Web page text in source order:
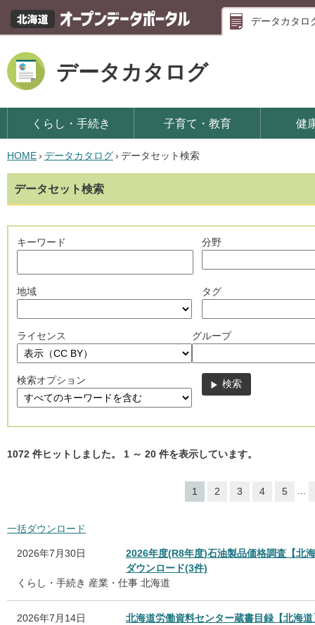
データカタロ
データカタログ
くらし・手続き 子育て・教育 健
HOME› データカタログ› データセット検索
データセット検索
キーワード 分野
地域 タグ
ライセンス グループ
検索オプション
1072 件ヒットしました。 1 ～ 20 件を表示しています。
1 2 3 4 5 ...
一括ダウンロード
2026年7月30日
2026年度(R8年度)石油製品価格調査【北
ダウンロード(3件)
くらし・手続き 産業・仕事 北海道
2026年7月14日
北海道労働資料センター蔵書目録【北海道